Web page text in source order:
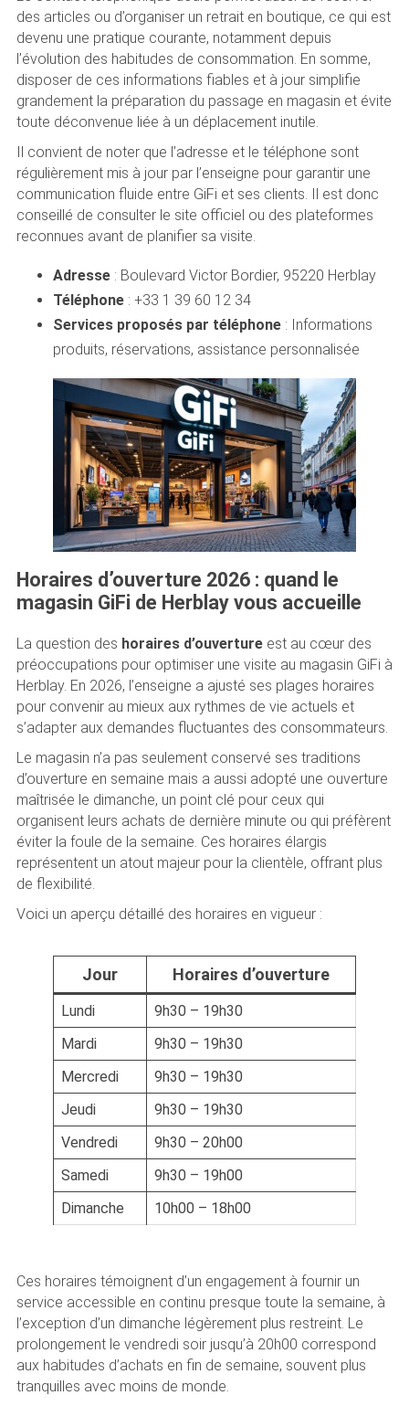
des articles ou d’organiser un retrait en boutique, ce qui est
devenu une pratique courante, notamment depuis
l’évolution des habitudes de consommation. En somme,
disposer de ces informations fiables et à jour simplifie
grandement la préparation du passage en magasin et évite
toute déconvenue liée à un déplacement inutile.
Il convient de noter que l’adresse et le téléphone sont
régulièrement mis à jour par l’enseigne pour garantir une
communication fluide entre GiFi et ses clients. Il est donc
conseillé de consulter le site officiel ou des plateformes
reconnues avant de planifier sa visite.
Adresse: Boulevard Victor Bordier, 95220 Herblay
Téléphone: +33 1 39 60 12 34
Services proposés par téléphone: Informations
produits, réservations, assistance personnalisée
Horaires d’ouverture 2026 : quand le
magasin GiFi de Herblay vous accueille
La question des horaires d’ouvertureest au cœur des
préoccupations pour optimiser une visite au magasin GiFi à
Herblay. En 2026, l’enseigne a ajusté ses plages horaires
pour convenir au mieux aux rythmes de vie actuels et
s’adapter aux demandes fluctuantes des consommateurs.
Le magasin n’a pas seulement conservé ses traditions
d’ouverture en semaine mais a aussi adopté une ouverture
maîtrisée le dimanche, un point clé pour ceux qui
organisent leurs achats de dernière minute ou qui préfèrent
éviter la foule de la semaine. Ces horaires élargis
représentent un atout majeur pour la clientèle, offrant plus
de flexibilité.
Voici un aperçu détaillé des horaires en vigueur :
Jour Horaires d’ouverture
Lundi
9h30 – 19h30
Mardi
9h30 – 19h30
Mercredi
9h30 – 19h30
Jeudi
9h30 – 19h30
Vendredi
9h30 – 20h00
Samedi
9h30 – 19h00
Dimanche
10h00 – 18h00
Ces horaires témoignent d’un engagement à fournir un
service accessible en continu presque toute la semaine, à
l’exception d’un dimanche légèrement plus restreint. Le
prolongement le vendredi soir jusqu’à 20h00 correspond
aux habitudes d’achats en fin de semaine, souvent plus
tranquilles avec moins de monde.